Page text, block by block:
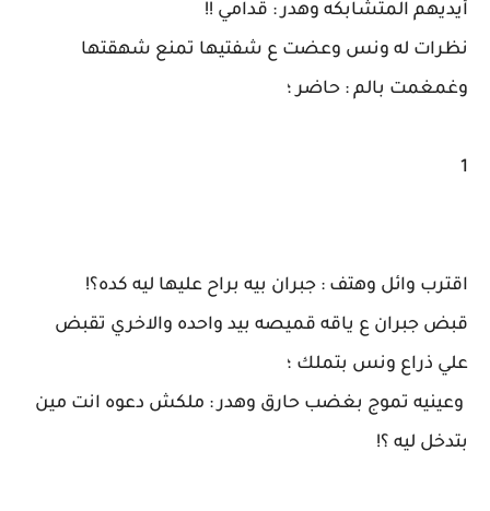
أيديهم المتشابكه وهدر : قدامي !!
نظرات له ونس وعضت ع شفتيها تمنع شهقتها
وغمغمت بالم : حاضر ؛
1
اقترب وائل وهتف : جبران بيه براح عليها ليه كده؟!
قبض جبران ع ياقه قميصه بيد واحده والاخري تقبض
علي ذراع ونس بتملك ؛
وعينيه تموج بغضب حارق وهدر : ملكش دعوه انت مين
بتدخل ليه ؟!